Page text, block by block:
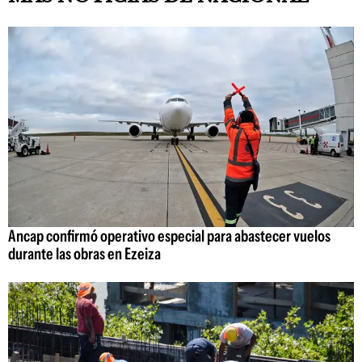
Ancap confirmó operativo especial para abastecer vuelos
durante las obras en Ezeiza